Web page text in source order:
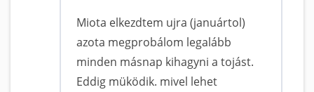
Miota elkezdtem ujra (januártol)
azota megprobálom legalább
minden másnap kihagyni a tojást.
Eddig müködik. mivel lehet